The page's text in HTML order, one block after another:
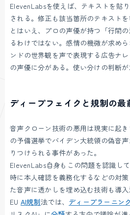
ElevenLabsを使えば、テキストを貼
される。修正も該当箇所のテキスト
とはいえ、プロの声優が持つ「行間
るわけではない。感情の機微が求め
ンドの世界観を声で表現する広告ナ
の声優に分がある。使い分けの判断が
ディープフェイクと規制の最
音声クローン技術の悪用は現実に起
の予備選挙でバイデン大統領の偽音
りつけられる事件があった。
ElevenLabs自身もこの問題を認識し
時に本人確認を義務化するなどの対
た音声に透かしを埋め込む技術も導入
EU AI規制法では、 ディープラーニン